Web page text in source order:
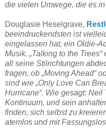
die vielen Umwege, die es
Douglasie Heselgrave,
beeindruckendsten ist
eingelassen hat, ein Oldie-
Musik. „Talking to the
all seine Stilrichtungen
fragen, ob „Moving Ahead“
sind wie „Only Love Can
Hurricane“. Wie gesagt:
Kontinuum, und sein
finden, sich selbst zu
atemlos und mit